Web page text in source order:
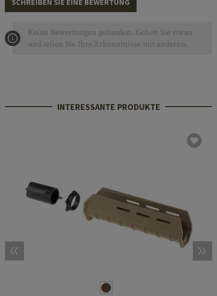
SCHREIBEN SIE EINE BEWERTUNG
Keine Bewertungen gefunden. Gehen Sie voran
und teilen Sie Ihre Erkenntnisse mit anderen.
INTERESSANTE PRODUKTE